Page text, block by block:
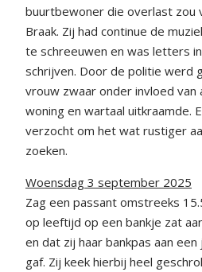
buurtbewoner die overlast zou
Braak. Zij had continue de
te schreeuwen en was letters
schrijven. Door de politie werd
vrouw zwaar onder invloed van
woning en wartaal uitkraamde.
verzocht om het wat rustiger
zoeken.
Woensdag 3 september 2025
Zag een passant omstreeks
op leeftijd op een bankje zat
en dat zij haar bankpas aan
gaf. Zij keek hierbij heel